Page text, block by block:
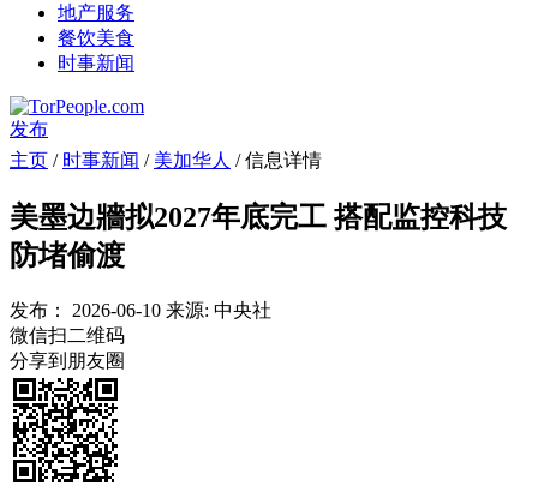
地产服务
餐饮美食
时事新闻
发布
主页 / 时事新闻 / 美加华人 / 信息详情
美墨边牆拟2027年底完工 搭配监控科技
防堵偷渡
发布： 2026-06-10 来源: 中央社
微信扫二维码
分享到朋友圈